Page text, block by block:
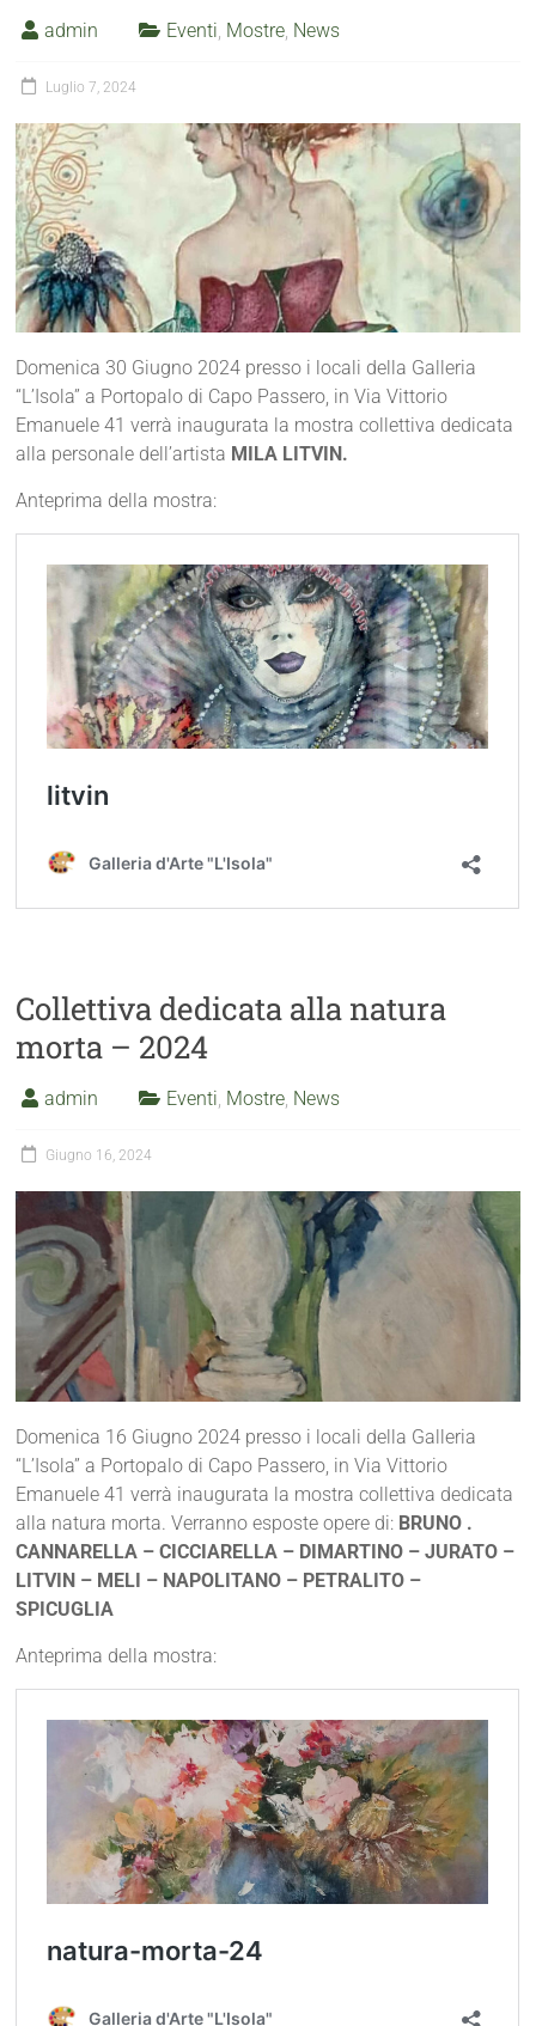
admin Eventi Mostre News
Luglio 7, 2024
Domenica 30 Giugno 2024 presso i locali della Galleria
“L’Isola” a Portopalo di Capo Passero, in Via Vittorio
Emanuele 41 verrà inaugurata la mostra collettiva dedicata
alla personale dell’artista MILA LITVIN.
Anteprima della mostra:
Collettiva dedicata alla natura
morta – 2024
admin Eventi, Mostre, News
Giugno 16, 2024
Domenica 16 Giugno 2024 presso i locali della Galleria
“L’Isola” a Portopalo di Capo Passero, in Via Vittorio
Emanuele 41 verrà inaugurata la mostra collettiva dedicata
alla natura morta. Verranno esposte opere di: BRUNO .
CANNARELLA – CICCIARELLA – DIMARTINO – JURATO –
LITVIN – MELI – NAPOLITANO – PETRALITO –
SPICUGLIA
Anteprima della mostra: